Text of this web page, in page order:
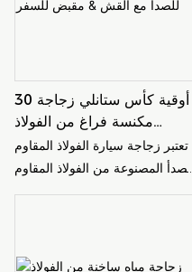
30 أوقية كأس ستانلي زجاجة
مكنسة فراغ من الفولاذ
المقاوم للصدأ مع القش &
مقبض للسفر
تعتبر زجاجة سيارة الفولاذ المقاوم
للصدأ المصنوعة من الفولاذ المقاوم
للصدأ من ستانلي هي رفيق السفر
مشروباتك ساخنة أو باردة أثناء